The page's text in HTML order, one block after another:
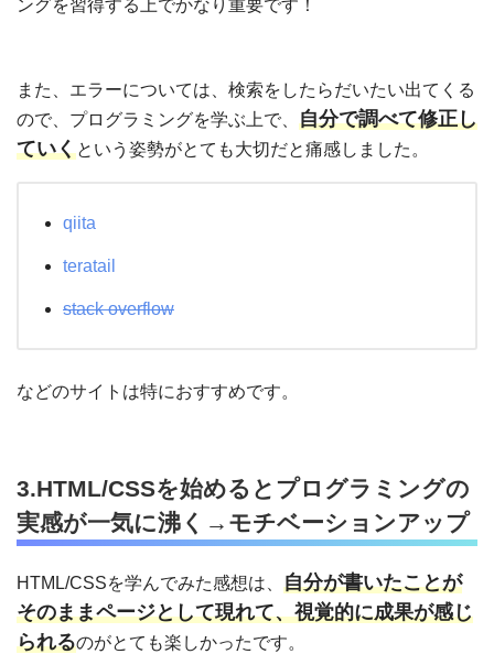
ングを習得する上でかなり重要です！
また、エラーについては、検索をしたらだいたい出てくる
ので、プログラミングを学ぶ上で、 自分で調べて修正し
ていくという姿勢がとても大切だと痛感しました。
qiita
teratail
stack overflow
などのサイトは特におすすめです。
3.HTML/CSSを始めると プログラミングの
実感が一気に沸く→モチベーションアップ
HTML/CSSを学んでみた感想は、 自分が書いたことが
そのままページとして現れて、視覚的に成果が感じ
られるのがとても楽しかったです。